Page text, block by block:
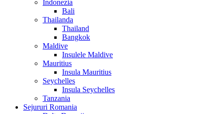
Indonezia
Bali
Thailanda
Thailand
Bangkok
Maldive
Insulele Maldive
Mauritius
Insula Mauritius
Seychelles
Insula Seychelles
Tanzania
Sejururi Romania